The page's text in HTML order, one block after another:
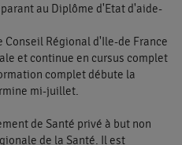
au Diplôme d'Etat d'aide-
Régional d'Ile-de France
et continue en cursus complet
complet débute la
mi-juillet.
de Santé privé à but non
de la Santé. Il est